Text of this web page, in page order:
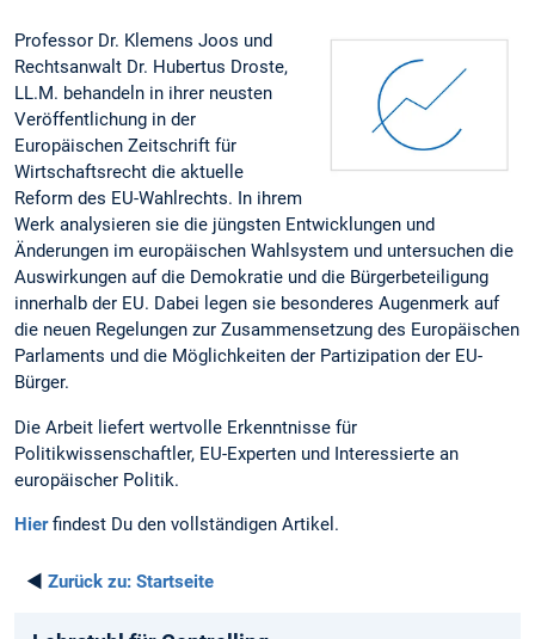
Professor Dr. Klemens Joos und
Rechtsanwalt Dr. Hubertus Droste,
LL.M. behandeln in ihrer neusten
Veröffentlichung in der
Europäischen Zeitschrift für
Wirtschaftsrecht die aktuelle
Reform des EU-Wahlrechts. In ihrem
Werk analysieren sie die jüngsten Entwicklungen und
Änderungen im europäischen Wahlsystem und untersuchen die
Auswirkungen auf die Demokratie und die Bürgerbeteiligung
innerhalb der EU. Dabei legen sie besonderes Augenmerk auf
die neuen Regelungen zur Zusammensetzung des Europäischen
Parlaments und die Möglichkeiten der Partizipation der EU-
Bürger.
Die Arbeit liefert wertvolle Erkenntnisse für
Politikwissenschaftler, EU-Experten und Interessierte an
europäischer Politik.
Hierfindest Du den vollständigen Artikel.
◄ Zurück zu: Startseite